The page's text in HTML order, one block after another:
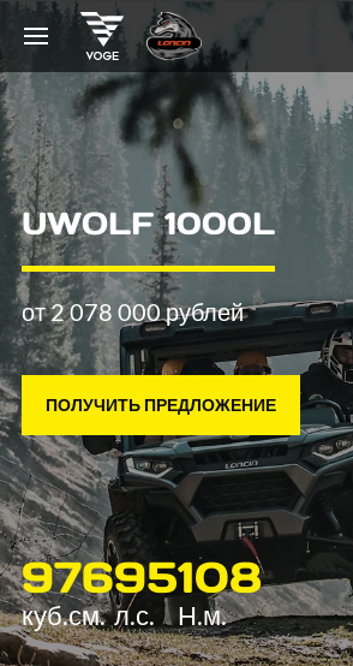
UWOLF 1000L
от 2 078 000 рублей
ПОЛУЧИТЬ ПРЕДЛОЖЕНИЕ
976
куб.см.
95
л.с.
108
Н.м.